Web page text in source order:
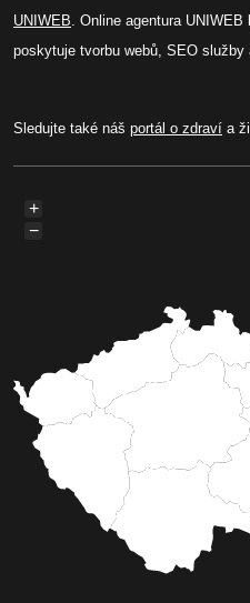
UNIWEB. Online agentura
poskytuje tvorbu webů, SEO služby
Sledujte také náš portál o zdraví a
+
−